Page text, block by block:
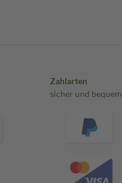
Zahlarten
sicher und bequem